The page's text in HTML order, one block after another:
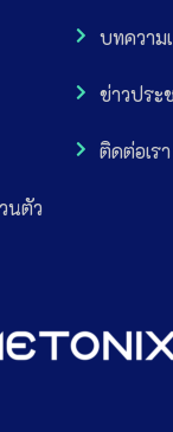
บทความ
ข่าวประ
ติดต่อเรา
นตัว